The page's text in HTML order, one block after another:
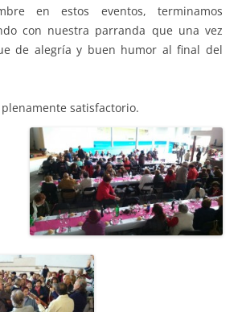
en estos eventos, terminamos
con nuestra parranda que una vez
de alegría y buen humor al final del
satisfactorio.